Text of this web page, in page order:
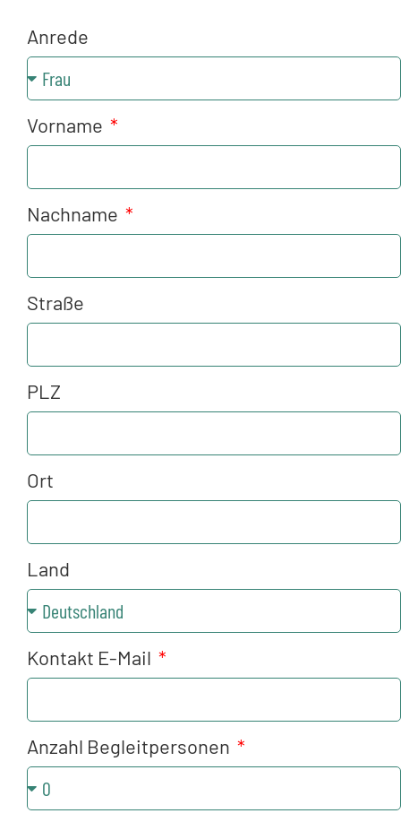
Anrede
Vorname
Nachname
Straße
PLZ
Ort
Land
Kontakt E-Mail
Anzahl Begleitpersonen